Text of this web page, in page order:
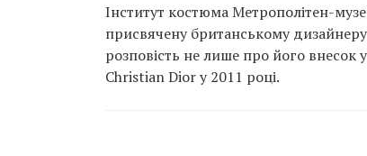
Інститут костюма Метрополітен-
присвячену британському
розповість не лише про його внесок
Christian Dior у 2011 році.